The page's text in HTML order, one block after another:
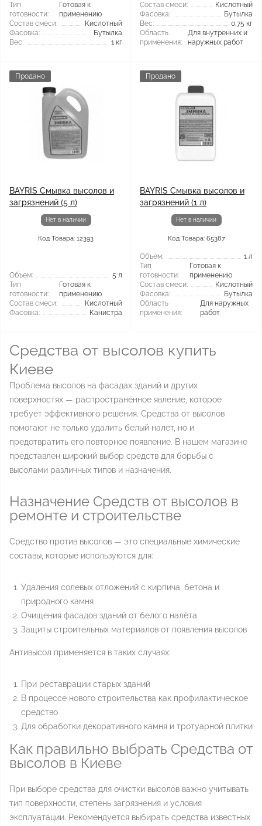
Тип
готовности:
Готовая к
применению
Состав смеси:
Кислотный
Фасовка:
Бутылка
Вес:
1 кг
Состав смеси:
Кислотный
Фасовка:
Бутылка
Вес:
0,75 кг
Область
применения:
Для внутренних и
наружных работ
Продано
BAYRIS Смывка высолов и
загрязнений (5 л)
Нет в наличии
Код Товара: 12393
Объем:
5 л
Тип
готовности:
Готовая к
применению
Состав смеси:
Кислотный
Фасовка:
Канистра
Продано
BAYRIS Смывка высолов и
загрязнений (1 л)
Нет в наличии
Код Товара: 65387
Объем:
1 л
Тип
готовности:
Готовая к
применению
Состав смеси:
Кислотный
Фасовка:
Бутылка
Область
применения:
Для наружных
работ
Средства от высолов купить
Киеве
Проблема высолов на фасадах зданий и других
поверхностях — распространённое явление, которое
требует эффективного решения. Средства от высолов
помогают не только удалить белый налёт, но и
предотвратить его повторное появление. В нашем магазине
представлен широкий выбор средств для борьбы с
высолами различных типов и назначения.
Назначение Средств от высолов в
ремонте и строительстве
Средство против высолов — это специальные химические
составы, которые используются для:
Удаления солевых отложений с кирпича, бетона и
природного камня
Очищения фасадов зданий от белого налёта
Защиты строительных материалов от появления высолов
Антивысол применяется в таких случаях:
При реставрации старых зданий
В процессе нового строительства как профилактическое
средство
Для обработки декоративного камня и тротуарной плитки
Как правильно выбрать Средства от
высолов в Киеве
При выборе средства для очистки высолов важно учитывать
тип поверхности, степень загрязнения и условия
эксплуатации. Рекомендуется выбирать средства известных